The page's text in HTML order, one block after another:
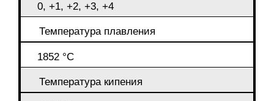
0, +1, +2, +3, +4
Температура плавления
1852 °C
Температура кипения